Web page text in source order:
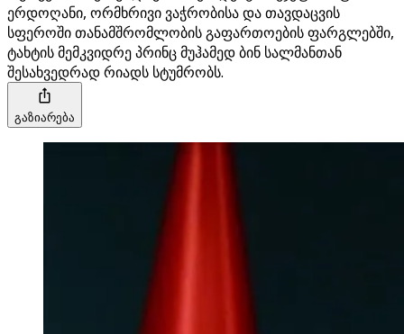
ერდოღანი, ორმხრივი ვაჭრობისა და თავდაცვის
სფეროში თანამშრომლობის გაფართოების ფარგლებში,
ტახტის მემკვიდრე პრინც მუჰამედ ბინ სალმანთან
შესახვედრად რიადს სტუმრობს.
გაზიარება